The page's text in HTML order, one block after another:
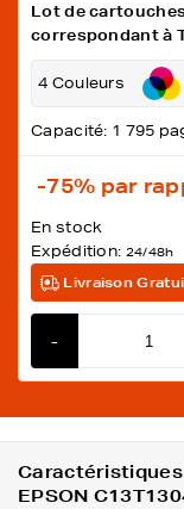
Lot de
correspondant à
4 Couleurs
Capacité: 1 795
-75% par
En stock
Expédition: 24/48h
Livraison
-
EPSON